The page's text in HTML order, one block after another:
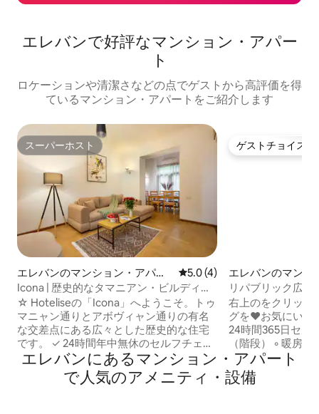
エレバンで好評なマンション・アパー
ト
ロケーションや清潔さなどの点でゲストから高評価を得
ているマンション・アパートをご紹介します
スーパーホスト
スーパーホスト
エレバンのマンション・アパー
ト
レビュー4件、5つ星中5.0つ
5.0 (4)
Icona | 歴史的なタマニアン・ビルディン
グ
☆ Hoteliseの「Icona」へようこそ。トゥ
マニャン通りとアボヴィャン通りの有名
な交差点にある広々とした歴史的な住宅
です。 ✓ 24時間年中無休のセルフチェッ
クイン ✓ タマニャンの象徴的な石造りの
建物 ✓ 5階建ての2階、階段を上る必要が
あります。 ✓ 68平方メートル ✓ 160x200
ゲストチョイス
ゲストチョイス
エレバンのマンシ
ート
リパブリック広
ュ｜セルフチェッ
右上のをクリック
グを♥お気にいり
24時間365日セル
（階段） ◦ 暖房
されたばかり ◦
「このお家は必ず
設備の◦整ったキ
エレバンにあるマンション・アパート
で人気のアメニティ・設備